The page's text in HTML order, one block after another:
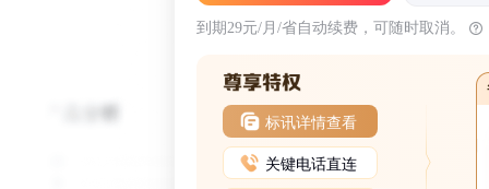
到期29元/月/省自动续费，可随时取消。
标讯详情查看
关键电话直连